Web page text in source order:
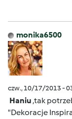
monika6500
czw., 10/17/2013 -
Haniu ,tak
"Dekoracje